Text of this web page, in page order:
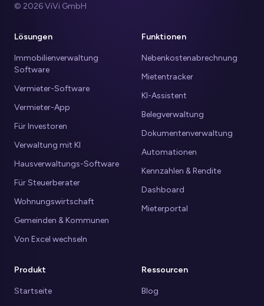
© 2026 ViVi GmbH
Produkt
Startseite
Funktionen
Nebenkostenabrechnung
Mietentracker
KI-Assistent
Belegverwaltung
Dokumentenverwaltung
Automationen
Kennzahlen & Rendite
Dashboard
Mieterportal
Lösungen
Immobilienverwaltung
Software
Vermieter-Software
Vermieter-App
Für Investoren
Verwaltung mit KI
Hausverwaltungs-Software
Für Steuerberater
Wohnungswirtschaft
Gemeinden & Kommunen
Von Excel wechseln
Ressourcen
Blog